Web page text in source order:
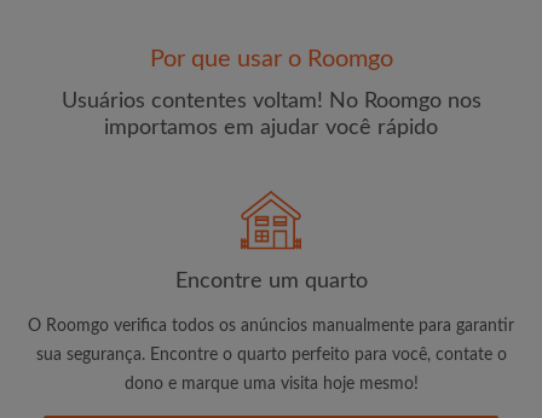
Gostaria de receber ofertas exclusivas e atualizações de
conta por e-mail
É 100% grátis!
Envie mensagens ilimitadas para todos os
quartos
Por que usar o Roomgo
Usuários contentes voltam! No Roomgo nos
importamos em ajudar você rápido
Encontre um quarto
O Roomgo verifica todos os anúncios manualmente para garantir
sua segurança. Encontre o quarto perfeito para você, contate o
dono e marque uma visita hoje mesmo!